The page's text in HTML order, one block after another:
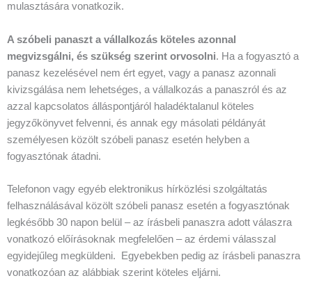
mulasztására vonatkozik.
A szóbeli panaszt a vállalkozás köteles azonnal
megvizsgálni, és szükség szerint orvosolni. Ha a fogyasztó a
panasz kezelésével nem ért egyet, vagy a panasz azonnali
kivizsgálása nem lehetséges, a vállalkozás a panaszról és az
azzal kapcsolatos álláspontjáról haladéktalanul köteles
jegyzőkönyvet felvenni, és annak egy másolati példányát
személyesen közölt szóbeli panasz esetén helyben a
fogyasztónak átadni.
Telefonon vagy egyéb elektronikus hírközlési szolgáltatás
felhasználásával közölt szóbeli panasz esetén a fogyasztónak
legkésőbb 30 napon belül – az írásbeli panaszra adott válaszra
vonatkozó előírásoknak megfelelően – az érdemi válasszal
egyidejűleg megküldeni. Egyebekben pedig az írásbeli panaszra
vonatkozóan az alábbiak szerint köteles eljárni.